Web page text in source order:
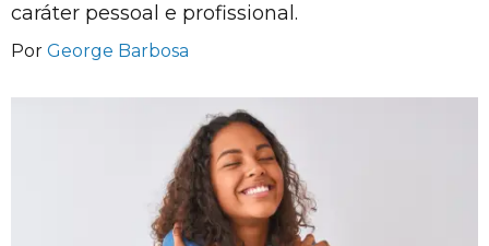
caráter pessoal e profissional.
Por George Barbosa